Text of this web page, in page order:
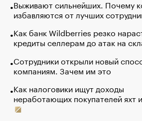
Выживают сильнейших. Почему
избавляются от лучших
Как банк Wildberries резко
кредиты селлерам до атак на
Сотрудники открыли новый
компаниям. Зачем им это
Как налоговики ищут доходы
неработающих покупателей яхт